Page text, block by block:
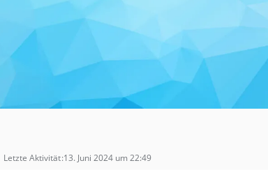
Letzte Aktivität 13. Juni 2024 um 22:49